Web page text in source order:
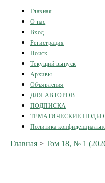
Главная
О нас
Вход
Регистрация
Поиск
Текущий выпуск
Архивы
Объявления
ДЛЯ АВТОРОВ
ПОДПИСКА
ТЕМАТИЧЕСКИЕ
Политика
Главная> Том 18, № 1